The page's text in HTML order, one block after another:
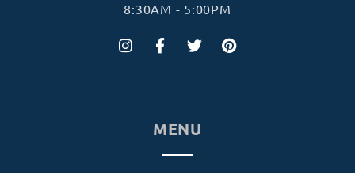
8:30AM - 5:00PM
MENU